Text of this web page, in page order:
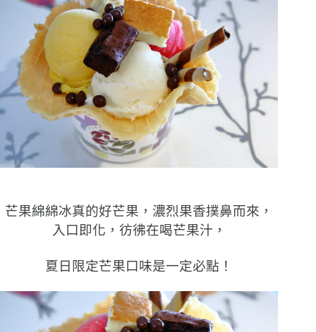
芒果綿綿冰真的好芒果，濃烈果香撲鼻而來，
入口即化，彷彿在喝芒果汁，
夏日限定芒果口味是一定必點！